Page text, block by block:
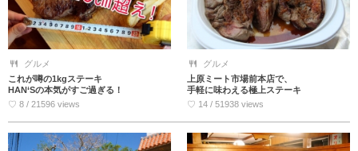
グルメ
これが噂の1kgステーキ
HAN‘Sの本気がすご過ぎる！
♡ 8 / 21596 views
グルメ
上原ミート市場前本店で、
手軽に味わえる極上ステーキ
♡ 14 / 51938 views